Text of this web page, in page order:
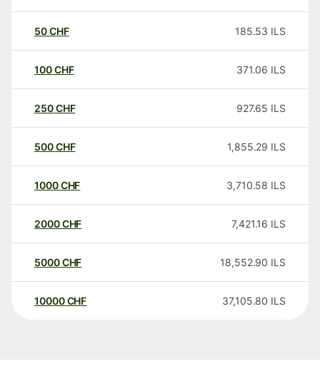
50CHF 185.53 ILS
100CHF 371.06 ILS
250CHF 927.65 ILS
500CHF 1,855.29 ILS
1000CHF 3,710.58 ILS
2000CHF 7,421.16 ILS
5000CHF 18,552.90 ILS
10000 CHF 37,105.80 ILS